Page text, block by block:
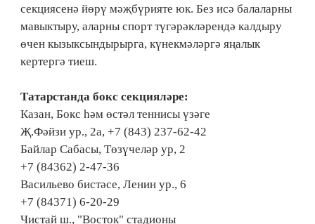
секциясенә йөрү мәҗбүрияте юк. Без исә балаларны
мавыктыру, аларны спорт түгәрәкләрендә калдыру
өчен кызыксындырырга, күнекмәләргә яңалык
кертергә тиеш.
Татарстанда бокс секцияләре:
Казан, Бокс һәм өстәл теннисы үзәге
Җ.Фәйзи ур., 2а, +7 (843) 237-62-42
Байлар Сабасы, Төзүчеләр ур, 2
+7 (84362) 2-47-36
Васильево бистәсе, Ленин ур., 6
+7 (84371) 6-20-29
Чистай ш., "Восток" стадионы